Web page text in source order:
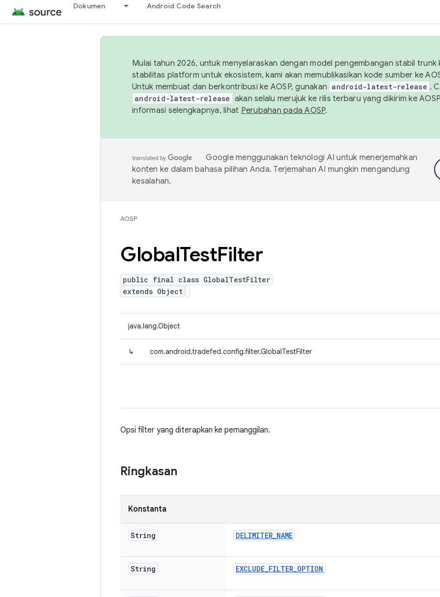
Dokumen Android Code Search
Mulai tahun 2026, untuk menyelaraskan dengan model pengembangan stabil trunk
stabilitas platform untuk ekosistem, kami akan memublikasikan kode sumber ke
Untuk membuat dan berkontribusi ke AOSP, gunakan android-latest-release .
android-latest-release akan selalu merujuk ke rilis terbaru yang dikirim ke
informasi selengkapnya, lihat Perubahan pada AOSP.
Google menggunakan teknologi AI untuk menerjemahkan
konten ke dalam bahasa pilihan Anda. Terjemahan AI mungkin mengandung
kesalahan.
AOSP
GlobalTestFilter
public final class GlobalTestFilter
extends Object
java.lang.Object
↳ com.android.tradefed.config.filter.GlobalTestFilter
Opsi filter yang diterapkan ke pemanggilan.
Ringkasan
Konstanta
String DELIMITER_NAME
String EXCLUDE_FILTER_OPTION